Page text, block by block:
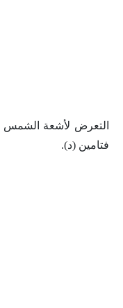
التعرض لأشعة الشمس
فتامين (د).